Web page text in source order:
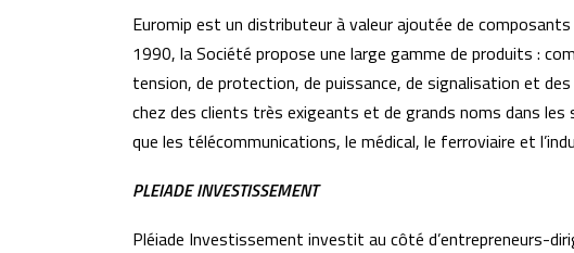
Euromip est un distributeur à valeur ajoutée de
1990, la Société propose une large gamme de produits :
tension, de protection, de puissance, de signalisation et
chez des clients très exigeants et de grands noms dans les
que les télécommunications, le médical, le ferroviaire et
PLEIADE INVESTISSEMENT
Pléiade Investissement investit au côté d’entrepreneurs-